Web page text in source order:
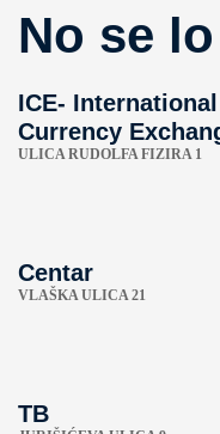
No se
ICE- International
Currency
ULICA RUDOLFA FIZIRA 1
Centar
VLAŠKA ULICA 21
TB